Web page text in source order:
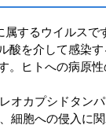
するウイルス
酸を介して感染
ヒトへの病原性
オカプシドタン
細胞への侵入に